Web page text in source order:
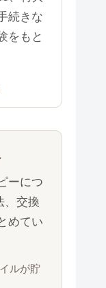
続きな
をもと
ーにつ
、交換
めてい
ルが貯